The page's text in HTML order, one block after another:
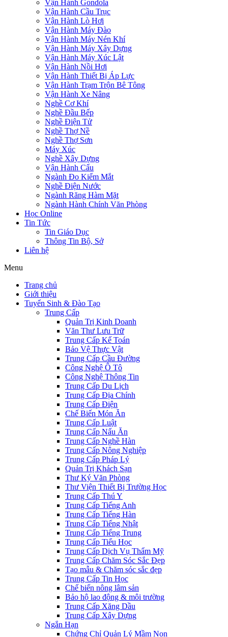
Vận Hành Gondola
Vận Hành Cầu Trục
Vận Hành Lò Hơi
Vận Hành Máy Đào
Vận Hành Máy Nén Khí
Vận Hành Máy Xây Dựng
Vận Hành Máy Xúc Lật
Vận Hành Nồi Hơi
Vận Hành Thiết Bị Áp Lực
Vận Hành Trạm Trộn Bê Tông
Vận Hành Xe Nâng
Nghề Cơ Khí
Nghề Đầu Bếp
Nghề Điện Tử
Nghề Thợ Nề
Nghề Thợ Sơn
Máy Xúc
Nghề Xây Dựng
Vận Hành Cẩu
Ngành Đo Kiểm Mắt
Nghề Điện Nước
Ngành Răng Hàm Mặt
Ngành Hành Chính Văn Phòng
Học Online
Tin Tức
Tin Giáo Dục
Thông Tin Bộ, Sở
Liên hệ
Menu
Trang chủ
Giới thiệu
Tuyển Sinh & Đào Tạo
Trung Cấp
Quản Trị Kinh Doanh
Văn Thư Lưu Trữ
Trung Cấp Kế Toán
Bảo Vệ Thực Vật
Trung Cấp Cầu Đường
Công Nghệ Ô Tô
Công Nghệ Thông Tin
Trung Cấp Du Lịch
Trung Cấp Địa Chính
Trung Cấp Điện
Chế Biến Món Ăn
Trung Cấp Luật
Trung Cấp Nấu Ăn
Trung Cấp Nghề Hàn
Trung Cấp Nông Nghiệp
Trung Cấp Pháp Lý
Quản Trị Khách Sạn
Thư Ký Văn Phòng
Thư Viện Thiết Bị Trường Học
Trung Cấp Thú Y
Trung Cấp Tiếng Anh
Trung Cấp Tiếng Hàn
Trung Cấp Tiếng Nhật
Trung Cấp Tiếng Trung
Trung Cấp Tiểu Học
Trung Cấp Dịch Vụ Thẩm Mỹ
Trung Cấp Chăm Sóc Sắc Đẹp
Tạo mẫu & Chăm sóc sắc đẹp
Trung Cấp Tin Học
Chế biến nông lâm sản
Bảo hộ lao động & môi trường
Trung Cấp Xăng Dầu
Trung Cấp Xây Dựng
Ngắn Hạn
Chứng Chỉ Quản Lý Mầm Non